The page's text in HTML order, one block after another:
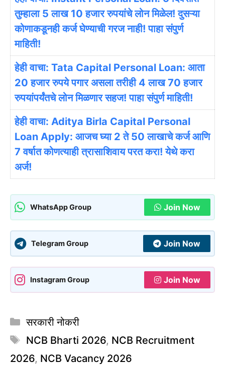
तुम्हाला 5 लाख 10 हजार रुपयांचे लोन मिळेल! दुसऱ्या
कोणाकडूनही कर्ज घेण्याची गरज नाही! पाहा संपुर्ण
माहिती!
हेही वाचा: Tata Capital Personal Loan: आता
20 हजार रुपये पगार असला तरीही 4 लाख 70 हजार
रुपयांपर्यंतचे लोन मिळणार सहज! पाहा संपुर्ण माहिती!
हेही वाचा: Aditya Birla Capital Personal
Loan Apply: आजच घ्या 2 ते 50 लाखाचे कर्ज आणि
7 वर्षात कोणत्याही त्रासाशिवाय परत करा! येथे करा
अर्ज!
WhatsApp Group Join Now
Telegram Group Join Now
Instagram Group Join Now
Categories
सरकारी नोकरी
Tags
NCB Bharti 2026, NCB Recruitment
2026, NCB Vacancy 2026